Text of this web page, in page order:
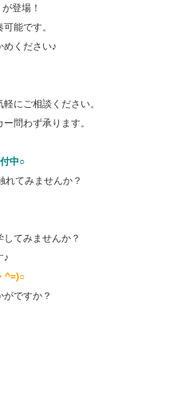
登場！
能です。
めください♪
にご相談ください。
問わず承ります。
中○
れてみませんか？
てみませんか？
♪
^=)○
ですか？